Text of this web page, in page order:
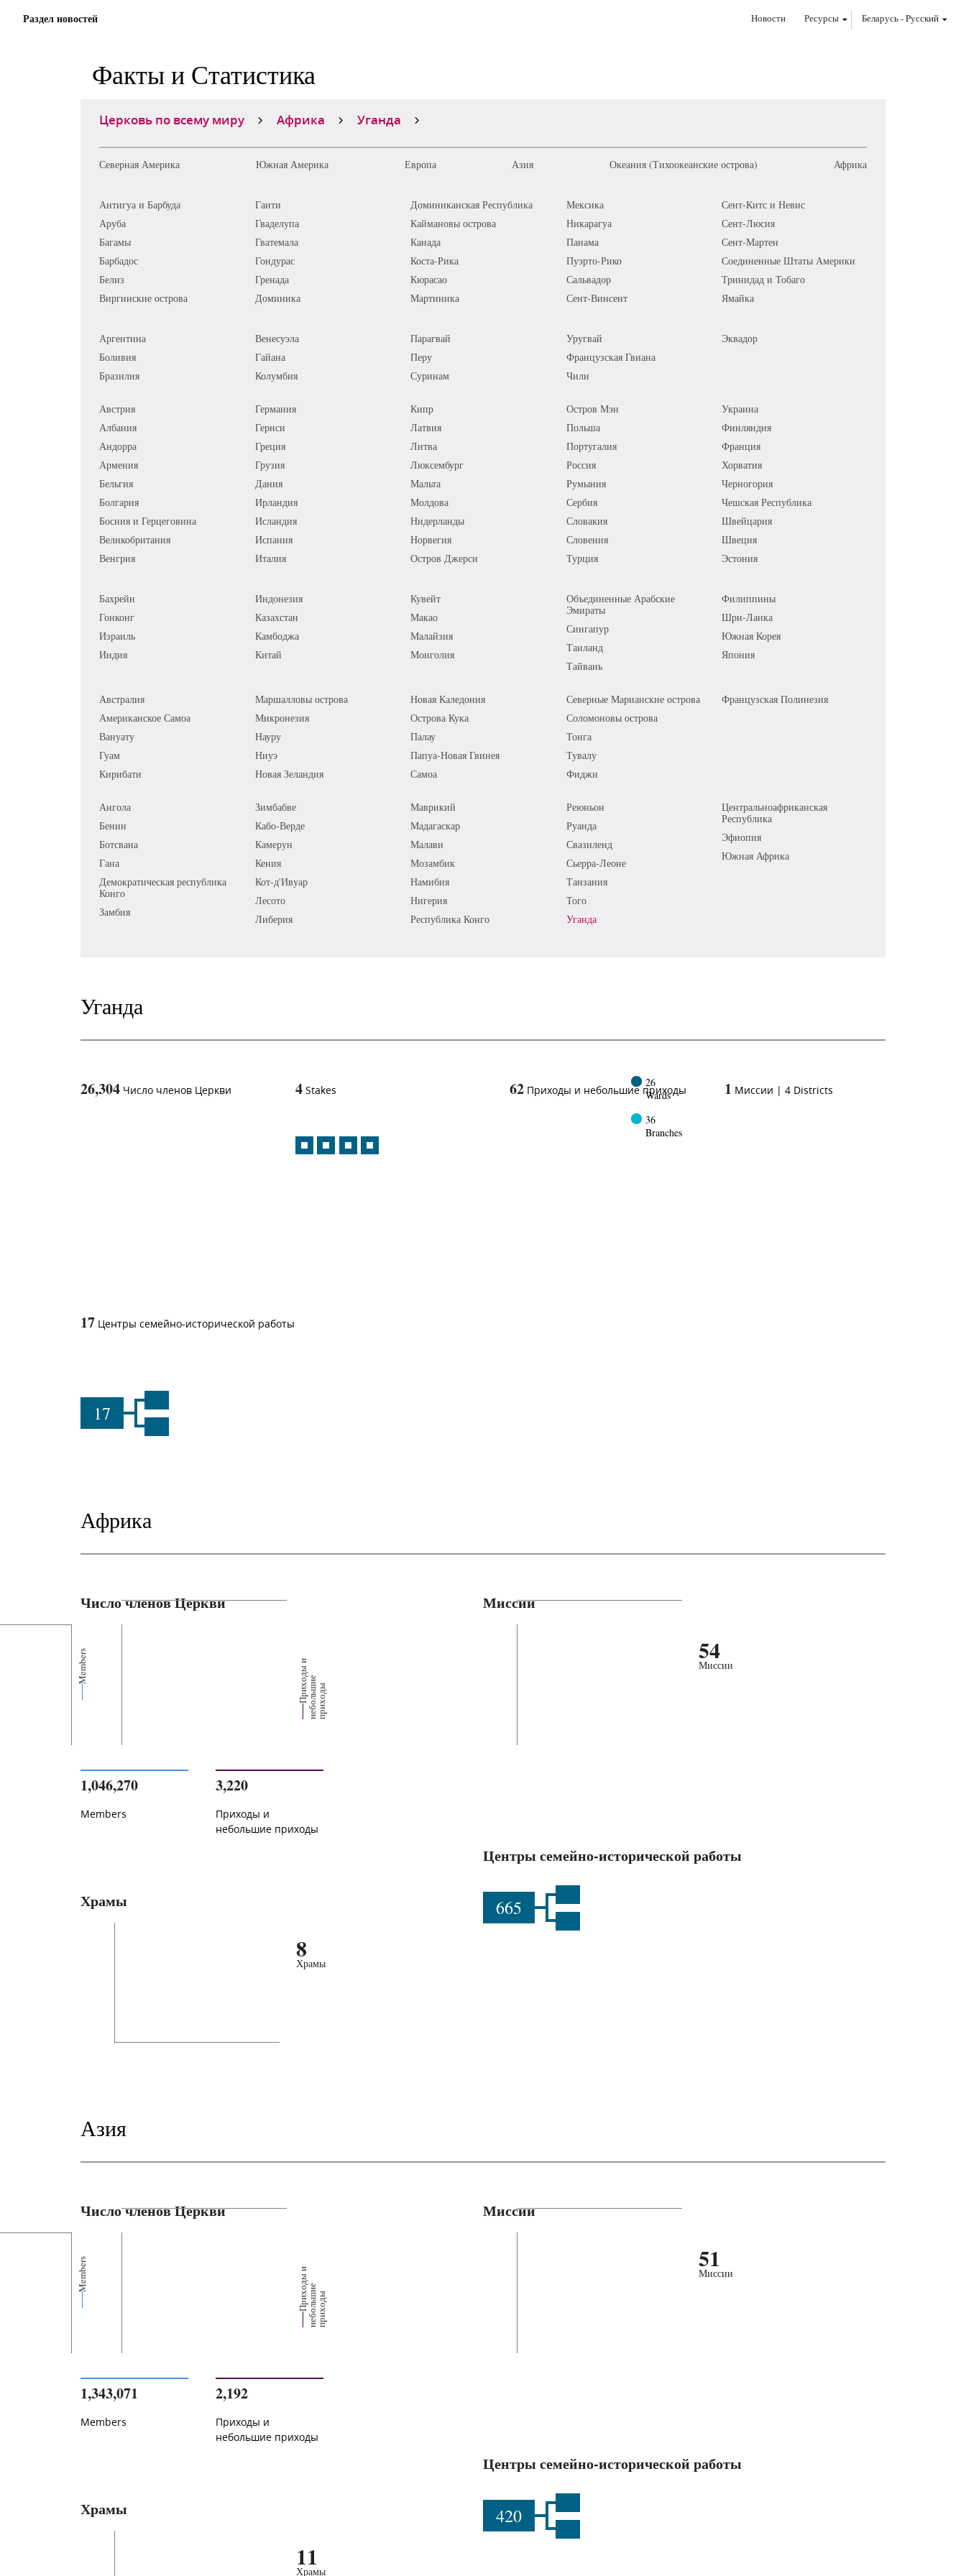
Раздел новостей Новости Ресурсы Беларусь-Pусский
Факты и Статистика
Церковь по всему миру Африка Уганда
Северная Америка Южная Америка Европа Азия Океания (Тихоокеанские острова) Африка
Антигуа и Барбуда
Аруба
Багамы
Барбадос
Белиз
Виргинские острова
Гаити
Гваделупа
Гватемала
Гондурас
Гренада
Доминика
Доминиканская Республика
Каймановы острова
Канада
Коста-Рика
Кюрасао
Мартиника
Мексика
Никарагуа
Панама
Пуэрто-Рико
Сальвадор
Сент-Винсент
Сент-Китс и Невис
Сент-Люсия
Сент-Мартен
Соединенные Штаты Америки
Тринидад и Тобаго
Ямайка
Аргентина
Боливия
Бразилия
Венесуэла
Гайана
Колумбия
Парагвай
Перу
Суринам
Уругвай
Французская Гвиана
Чили
Эквадор
Австрия
Албания
Андорра
Армения
Бельгия
Болгария
Босния и Герцеговина
Великобритания
Венгрия
Германия
Гернси
Греция
Грузия
Дания
Ирландия
Исландия
Испания
Италия
Кипр
Латвия
Литва
Люксембург
Мальта
Молдова
Нидерланды
Норвегия
Остров Джерси
Остров Мэн
Польша
Португалия
Россия
Румыния
Сербия
Словакия
Словения
Турция
Украина
Финляндия
Франция
Хорватия
Черногория
Чешская Республика
Швейцария
Швеция
Эстония
Бахрейн
Гонконг
Израиль
Индия
Индонезия
Казахстан
Камбоджа
Китай
Кувейт
Макао
Малайзия
Монголия
Объединенные Арабские
Эмираты
Сингапур
Таиланд
Тайвань
Филиппины
Шри-Ланка
Южная Корея
Япония
Австралия
Американское Самоа
Вануату
Гуам
Кирибати
Маршалловы острова
Микронезия
Науру
Ниуэ
Новая Зеландия
Новая Каледония
Острова Кука
Палау
Папуа-Новая Гвинея
Самоа
Северные Марианские острова
Соломоновы острова
Тонга
Тувалу
Фиджи
Французская Полинезия
Ангола
Бенин
Ботсвана
Гана
Демократическая республика
Конго
Замбия
Зимбабве
Кабо-Верде
Камерун
Кения
Кот-д'Ивуар
Лесото
Либерия
Маврикий
Мадагаскар
Малави
Мозамбик
Намибия
Нигерия
Республика Конго
Реюньон
Руанда
Свазиленд
Сьерра-Леоне
Танзания
Того
Уганда
Центральноафриканская
Республика
Эфиопия
Южная Африка
Уганда
26,304 Число членов Церкви 4 Stakes 62 Приходы и небольшие приходы
26
Wards
36
Branches
17 Центры семейно-исторической работы
17
1 Миссии | 4 Districts
Африка
Число членов Церкви
Members П
р
их
о
д
ы
и
н
е
б
о
л
ьш
ие
п
р
и
х
о
ды
1,046,270
Members
3,220
Приходы и
небольшие приходы
Миссии
54
Миссии
Центры семейно-исторической работы
665
Храмы
8
Храмы
Азия
Число членов Церкви
Members П
р
их
о
д
ы
и
н
е
б
о
л
ьш
ие
п
р
и
х
о
ды
1,343,071
Members
2,192
Приходы и
небольшие приходы
Миссии
51
Миссии
Центры семейно-исторической работы
420
Храмы
11
Храмы